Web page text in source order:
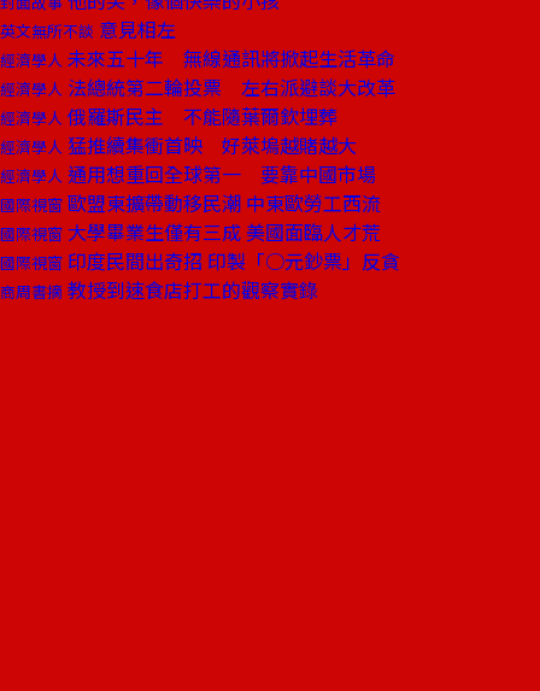
英文無所不談 意見相左
經濟學人 未來五十年 無線通訊將掀起生活革命
經濟學人 法總統第二輪投票 左右派避談大改革
經濟學人 俄羅斯民主 不能隨葉爾欽埋葬
經濟學人 猛推續集衝首映 好萊塢越賭越大
經濟學人 通用想重回全球第一 要靠中國市場
國際視窗 歐盟東擴帶動移民潮 中東歐勞工西流
國際視窗 大學畢業生僅有三成 美國面臨人才荒
國際視窗 印度民間出奇招 印製「○元鈔票」反貪
商周書摘 教授到速食店打工的觀察實錄